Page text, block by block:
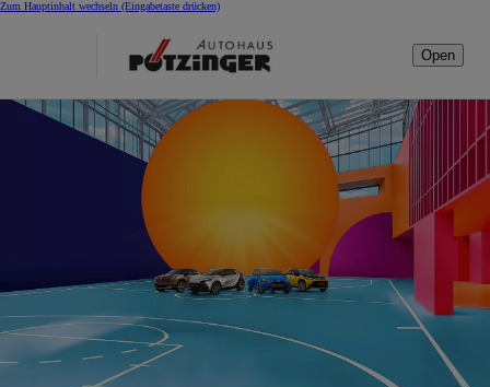
Zum Hauptinhalt wechseln (Eingabetaste drücken)
Open